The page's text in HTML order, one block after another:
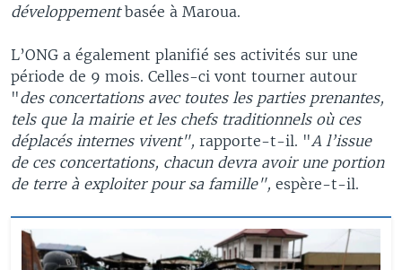
développementbasée à Maroua.
L’ONG a également planifié ses activités sur une
période de 9 mois. Celles-ci vont tourner autour
"des concertations avec toutes les parties prenantes,
tels que la mairie et les chefs traditionnels où ces
déplacés internes vivent", rapporte-t-il. "A l’issue
de ces concertations, chacun devra avoir une portion
de terre à exploiter pour sa famille", espère-t-il.